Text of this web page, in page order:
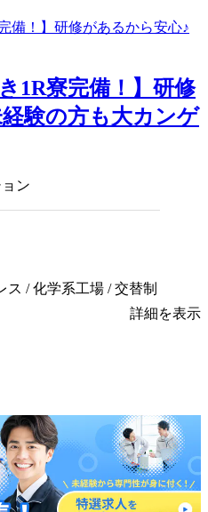
1R寮完備！】研修
験の方も大カンゲ
ン
ス / 化学系工場 / 交替制
詳細を表示